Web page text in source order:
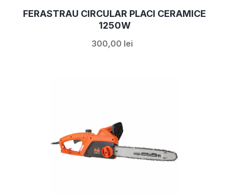
FERASTRAU CIRCULAR PLACI CERAMICE
1250W
300,00 lei